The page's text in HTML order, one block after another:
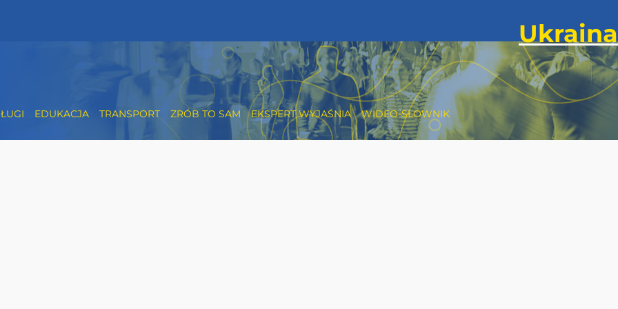
EDUKACJA TRANSPORT ZRÓB TO SAM EKSPERT WYJAŚNIA WIDEO-SŁOWNIK